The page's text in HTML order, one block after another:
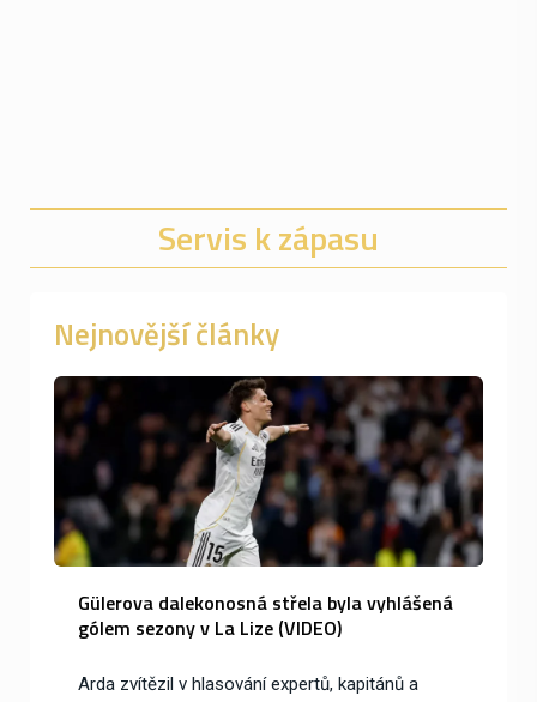
Servis k zápasu
Nejnovější články
Gülerova dalekonosná střela byla vyhlášená
gólem sezony v La Lize (VIDEO)
Arda zvítězil v hlasování expertů, kapitánů a